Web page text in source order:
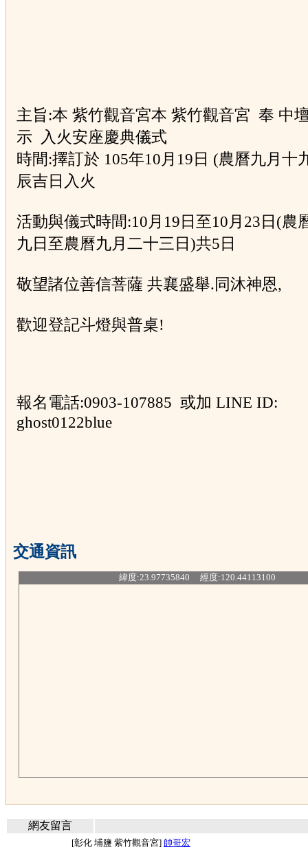
主旨:本 紫竹觀音宮本 紫竹觀音宮 奉 中
示 入火安座慶典儀式
時間:擇訂於 105年10月19日 (農曆九月十
辰吉日入火
活動與儀式時間:10月19日至10月23日(農
九日至農曆九月二十三日)共5日
敬望諸位善信菩薩 共襄盛舉.同沐神恩,
歡迎登記斗燈與普桌!
報名電話:0903-107885 或加 LINE ID:
ghost0122blue
交通資訊
緯度:23.97735840 經度:120.44113100
網友留言
[彰化 埔鹽 紫竹觀音宮] 帥哥宏